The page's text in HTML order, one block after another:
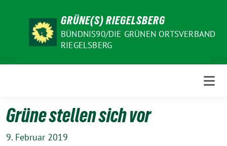
GRÜNE(S) RIEGELSBERG
BÜNDNIS90/DIE GRÜNEN ORTSVERBAND
RIEGELSBERG
Grüne stellen sich vor
9. Februar 2019